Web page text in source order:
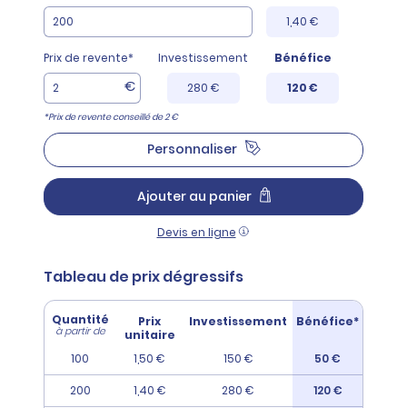
1,40 €
Prix de revente*
€
Investissement
280 €
Bénéfice
120 €
*Prix de revente conseillé de 2 €
Personnaliser
Ajouter au panier
Devis en ligne
Tableau de prix dégressifs
Quantité
à partir de
Prix
unitaire
Investissement Bénéfice*
100 1,50 € 150 € 50 €
200 1,40 € 280 € 120 €